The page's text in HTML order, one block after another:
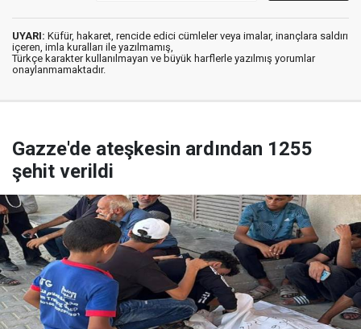
UYARI: Küfür, hakaret, rencide edici cümleler veya imalar, inançlara saldırı
içeren, imla kuralları ile yazılmamış,
Türkçe karakter kullanılmayan ve büyük harflerle yazılmış yorumlar
onaylanmamaktadır.
Gazze'de ateşkesin ardından 1255
şehit verildi